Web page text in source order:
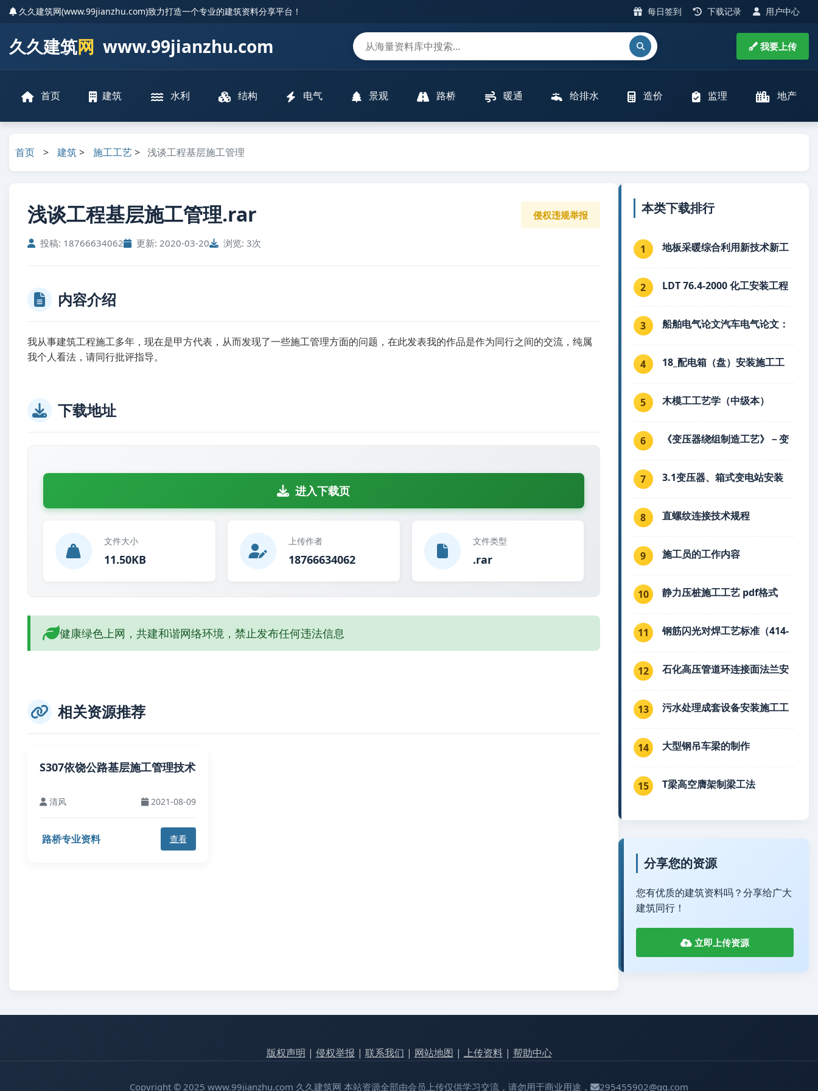
久久建筑网(www.99jianzhu.com)致力打造一个专业的建筑资料分享平台！ 每日签到 下载记录 用户中心
久久建筑网 www.99jianzhu.com 我要上传
首页 建筑 水利 结构 电气 景观 路桥 暖通 给排水 造价 监理 地产
首页 > 建筑> 施工工艺> 浅谈工程基层施工管理
浅谈工程基层施工管理.rar
投稿: 18766634062 更新: 2020-03-20 浏览: 3次
侵权违规举报
内容介绍
我从事建筑工程施工多年，现在是甲方代表，从而发现了一些施工管理方面的问题，在此发表我的作品是作为同行之间的交流，纯属
我个人看法，请同行批评指导。
下载地址
进入下载页
文件大小
11.50KB
上传作者
18766634062
文件类型
.rar
健康绿色上网，共建和谐网络环境，禁止发布任何违法信息
相关资源推荐
S307依饶公路基层施工管理技术
清风 2021-08-09
路桥专业资料 查看
本类下载排行
1 地板采暖综合利用新技术新工
2 LDT 76.4-2000 化工安装工程
3 船舶电气论文汽车电气论文：
4 18_配电箱（盘）安装施工工
5 木模工工艺学（中级本）
6 《变压器绕组制造工艺》－变
7 3.1变压器、箱式变电站安装
8 直螺纹连接技术规程
9 施工员的工作内容
10 静力压桩施工工艺 pdf格式
11 钢筋闪光对焊工艺标准（414-
12 石化高压管道环连接面法兰安
13 污水处理成套设备安装施工工
14 大型钢吊车梁的制作
15 T梁高空膺架制梁工法
分享您的资源
您有优质的建筑资料吗？分享给广大
建筑同行！
立即上传资源
版权声明 | 侵权举报 | 联系我们 | 网站地图 | 上传资料| 帮助中心
Copyright © 2025 www.99jianzhu.com 久久建筑网 本站资源全部由会员上传仅供学习交流，请勿用于商业用途， 295455902@qq.com